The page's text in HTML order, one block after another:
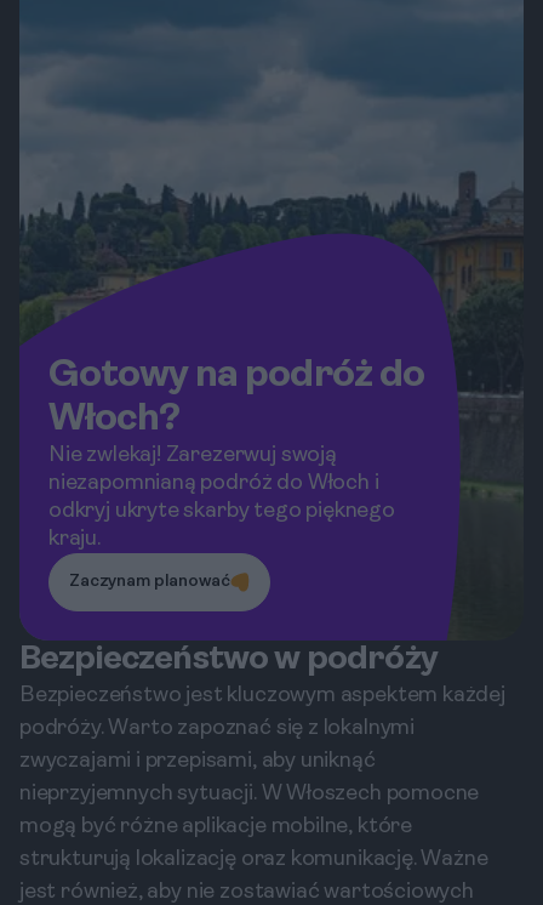
Gotowy na podróż do
Włoch?
Nie zwlekaj! Zarezerwuj swoją
niezapomnianą podróż do Włoch i
odkryj ukryte skarby tego pięknego
kraju.
Zaczynam planować
Bezpieczeństwo w podróży
Bezpieczeństwo jest kluczowym aspektem każdej
podróży. Warto zapoznać się z lokalnymi
zwyczajami i przepisami, aby uniknąć
nieprzyjemnych sytuacji. W Włoszech pomocne
mogą być różne aplikacje mobilne, które
strukturują lokalizację oraz komunikację. Ważne
jest również, aby nie zostawiać wartościowych